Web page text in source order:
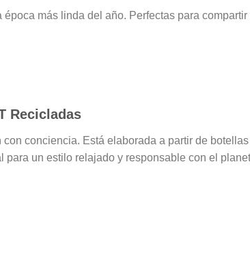
más linda del año. Perfectas para
Recicladas
conciencia. Está elaborada a partir de
un estilo relajado y responsable con el